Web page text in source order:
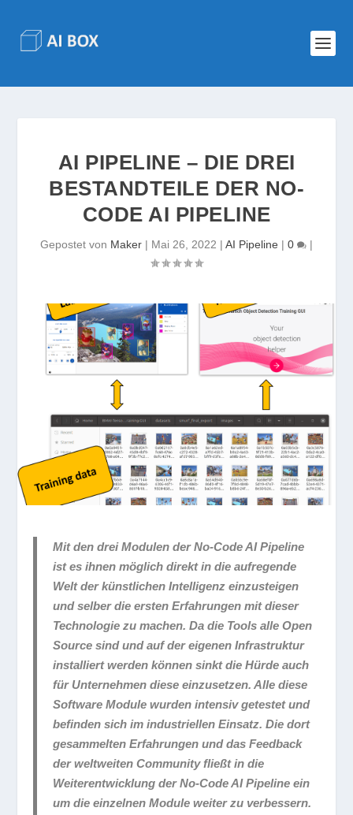
AI PIPELINE – DIE DREI
BESTANDTEILE DER NO-
CODE AI PIPELINE
Gepostet von Maker | Mai 26, 2022 | AI Pipeline | 0 |
Mit den drei Modulen der No-Code AI Pipeline
ist es ihnen möglich direkt in die aufregende
Welt der künstlichen Intelligenz einzusteigen
und selber die ersten Erfahrungen mit dieser
Technologie zu machen. Da die Tools alle Open
Source sind und auf der eigenen Infrastruktur
installiert werden können sinkt die Hürde auch
für Unternehmen diese einzusetzen. Alle diese
Software Module wurden intensiv getestet und
befinden sich im industriellen Einsatz. Die dort
gesammelten Erfahrungen und das Feedback
der weltweiten Community fließt in die
Weiterentwicklung der No-Code AI Pipeline ein
um die einzelnen Module weiter zu verbessern.